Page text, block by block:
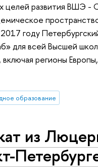
целей развития ВШЭ -
году
для всей Высшей
регионы
образование
из